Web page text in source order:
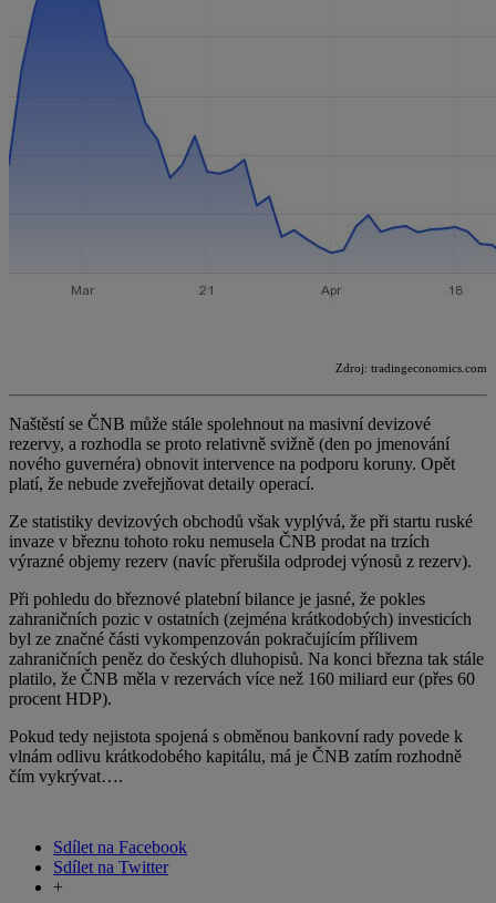
Zdroj: tradingeconomics.com
Naštěstí se ČNB může stále spolehnout na masivní devizové
rezervy, a rozhodla se proto relativně svižně (den po jmenování
nového guvernéra) obnovit intervence na podporu koruny. Opět
platí, že nebude zveřejňovat detaily operací.
Ze statistiky devizových obchodů však vyplývá, že při startu ruské
invaze v březnu tohoto roku nemusela ČNB prodat na trzích
výrazné objemy rezerv (navíc přerušila odprodej výnosů z rezerv).
Při pohledu do březnové platební bilance je jasné, že pokles
zahraničních pozic v ostatních (zejména krátkodobých) investicích
byl ze značné části vykompenzován pokračujícím přílivem
zahraničních peněz do českých dluhopisů. Na konci března tak stále
platilo, že ČNB měla v rezervách více než 160 miliard eur (přes 60
procent HDP).
Pokud tedy nejistota spojená s obměnou bankovní rady povede k
vlnám odlivu krátkodobého kapitálu, má je ČNB zatím rozhodně
čím vykrývat….
Sdílet na Facebook
Sdílet na Twitter
+